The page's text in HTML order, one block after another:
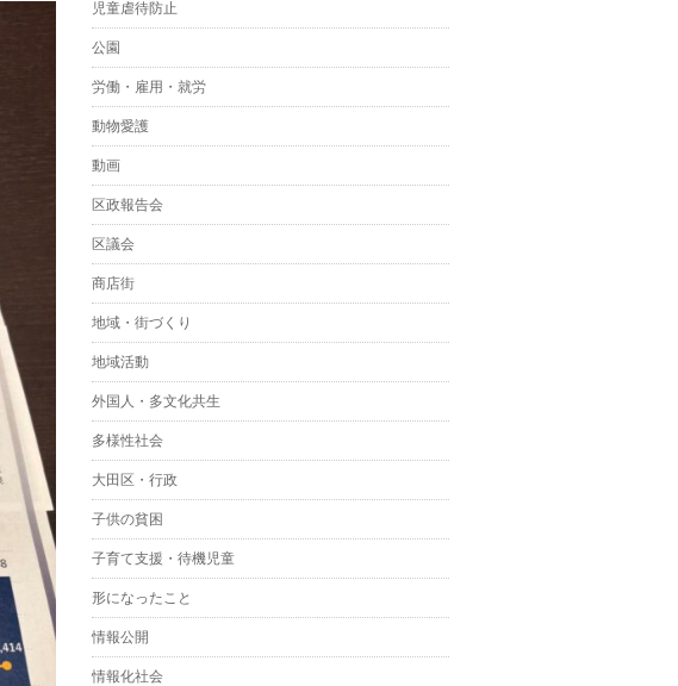
児童虐待防止
公園
労働・雇用・就労
動物愛護
動画
区政報告会
区議会
商店街
地域・街づくり
地域活動
外国人・多文化共生
多様性社会
大田区・行政
子供の貧困
子育て支援・待機児童
形になったこと
情報公開
情報化社会